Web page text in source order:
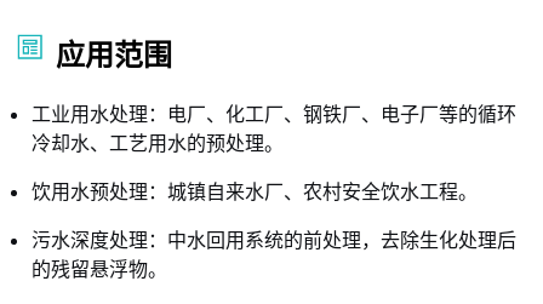
应用范围
工业用水处理：电厂、化工厂、钢铁厂、电子厂等的循环
冷却水、工艺用水的预处理。
饮用水预处理：城镇自来水厂、农村安全饮水工程。
污水深度处理：中水回用系统的前处理，去除生化处理后
的残留悬浮物。